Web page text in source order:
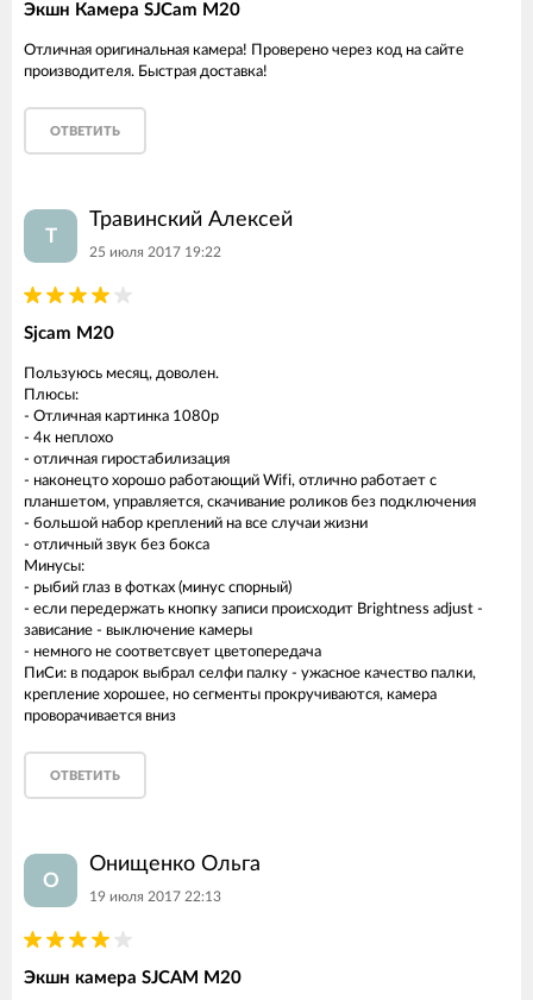
Экшн Камера SJCam M20
Отличная оригинальная камера! Проверено через код на сайте
производителя. Быстрая доставка!
ОТВЕТИТЬ
Т
Травинский Алексей
25 июля 2017 19:22
Sjcam M20
Пользуюсь месяц, доволен.
Плюсы:
- Отличная картинка 1080р
- 4к неплохо
- отличная гиростабилизация
- наконецто хорошо работающий Wifi, отлично работает с
планшетом, управляется, скачивание роликов без подключения
- большой набор креплений на все случаи жизни
- отличный звук без бокса
Минусы:
- рыбий глаз в фотках (минус спорный)
- если передержать кнопку записи происходит Brightness adjust -
зависание - выключение камеры
- немного не соответсвует цветопередача
ПиСи: в подарок выбрал селфи палку - ужасное качество палки,
крепление хорошее, но сегменты прокручиваются, камера
проворачивается вниз
ОТВЕТИТЬ
О
Онищенко Ольга
19 июля 2017 22:13
Экшн камера SJCAM M20